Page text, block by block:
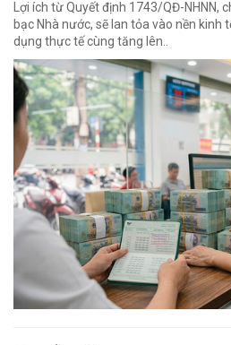
Lợi ích từ Quyết định 1743/QĐ-NHNN,
bạc Nhà nước, sẽ lan tỏa vào nền
dụng thực tế cùng tăng lên..